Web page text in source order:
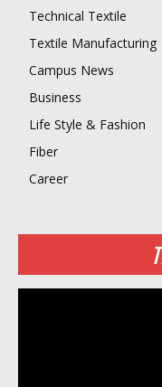
Technical Textile
Textile Manufacturing
Campus News
Business
Life Style & Fashion
Fiber
Career